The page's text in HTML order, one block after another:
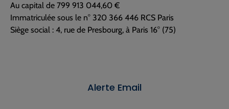
Au capital de 799 913 044,60 €
Immatriculée sous le n° 320 366 446 RCS Paris
Siège social : 4, rue de Presbourg, à Paris 16° (75)
Alerte Email